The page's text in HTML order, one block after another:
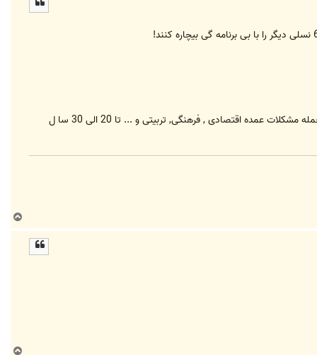
اما من به عنوان یک شخص عادی این خطر را احساس می کنم که به دلیل مشکلات فراوان در زمینه "ازدواج سالم جوانان" از جمله مشکلات عمده اقتصادی , فرهنگی, تربیتی و ... تا 20 الی 30 سا ل
ا